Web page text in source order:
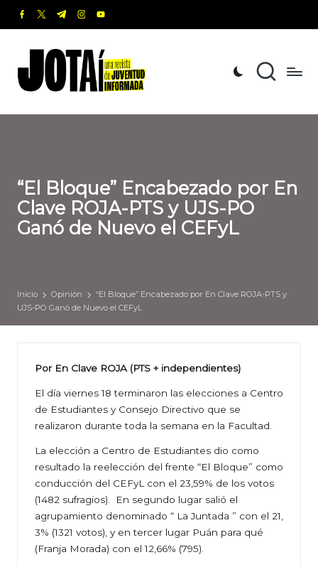
Saltar
contenido
facebook.com
twitter.com
t.me instagram.com
youtube.com
o
t
revista
de
Informada
“El Bloque” Encabezado por En
Clave ROJA-PTS y UJS-PO
Ganó de Nuevo el CEFyL
Inicio Opinión
“El Bloque” Encabezado por En Clave ROJA-PTS y
UJS-PO Ganó de Nuevo el CEFyL
Por En Clave ROJA (PTS + independientes)
El día viernes 18 terminaron las elecciones a Centro
de Estudiantes y Consejo Directivo que se
realizaron durante toda la semana en la Facultad.
La elección a Centro de Estudiantes dio como
resultado la reelección del frente “El Bloque” como
conducción del CEFyL con el 23,59% de los votos
(1482 sufragios). En segundo lugar salió el
agrupamiento denominado “ La Juntada ” con el 21,
3% (1321 votos), y en tercer lugar Puán para qué
(Franja Morada) con el 12,66% (795).